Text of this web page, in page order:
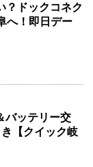
？ドックコネク
へ！即日デー
バッテリー交
【クイック岐